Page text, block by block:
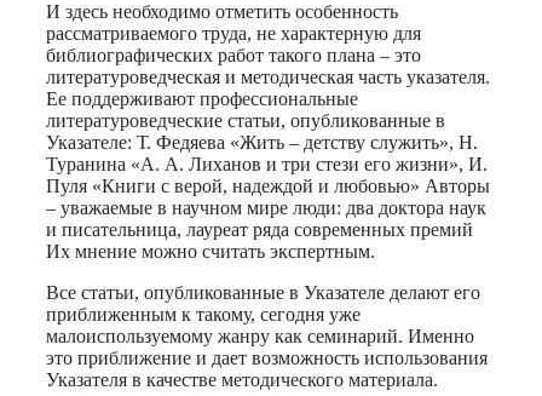
И здесь необходимо отметить особенность
рассматриваемого труда, не характерную для
библиографических работ такого плана – это
литературоведческая и методическая часть указателя.
Ее поддерживают профессиональные
литературоведческие статьи, опубликованные в
Указателе: Т. Федяева «Жить – детству служить», Н.
Туранина «А. А. Лиханов и три стези его жизни», И.
Пуля «Книги с верой, надеждой и любовью» Авторы
– уважаемые в научном мире люди: два доктора наук
и писательница, лауреат ряда современных премий
Их мнение можно считать экспертным.
Все статьи, опубликованные в Указателе делают его
приближенным к такому, сегодня уже
малоиспользуемому жанру как семинарий. Именно
это приближение и дает возможность использования
Указателя в качестве методического материала.